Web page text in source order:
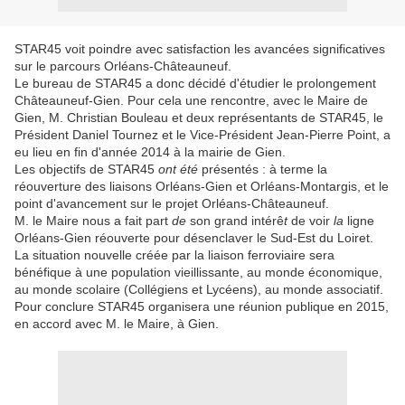
STAR45 voit poindre avec satisfaction les avancées significatives
sur le parcours Orléans-Châteauneuf.
Le bureau de STAR45 a donc décidé d'étudier le prolongement
Châteauneuf-Gien. Pour cela une rencontre, avec le Maire de
Gien, M. Christian Bouleau et deux représentants de STAR45, le
Président Daniel Tournez et le Vice-Président Jean-Pierre Point, a
eu lieu en fin d'année 2014 à la mairie de Gien.
Les objectifs de STAR45 ont été présentés : à terme la
réouverture des liaisons Orléans-Gien et Orléans-Montargis, et le
point d'avancement sur le projet Orléans-Châteauneuf.
M. le Maire nous a fait part de son grand intérêtde voir la ligne
Orléans-Gien réouverte pour désenclaver le Sud-Est du Loiret.
La situation nouvelle créée par la liaison ferroviaire sera
bénéfique à une population vieillissante, au monde économique,
au monde scolaire (Collégiens et Lycéens), au monde associatif.
Pour conclure STAR45 organisera une réunion publique en 2015,
en accord avec M. le Maire, à Gien.